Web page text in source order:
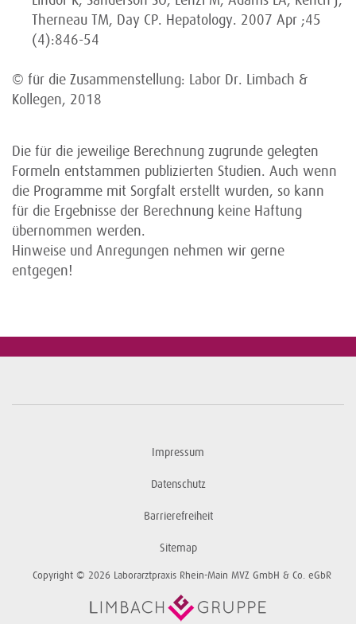
Therneau TM, Day CP. Hepatology. 2007 Apr ;45
(4):846-54
© für die Zusammenstellung: Labor Dr. Limbach &
Kollegen, 2018
Die für die jeweilige Berechnung zugrunde gelegten
Formeln entstammen publizierten Studien. Auch wenn
die Programme mit Sorgfalt erstellt wurden, so kann
für die Ergebnisse der Berechnung keine Haftung
übernommen werden.
Hinweise und Anregungen nehmen wir gerne
entgegen!
Impressum
Datenschutz
Barrierefreiheit
Sitemap
Copyright © 2026 Laborarztpraxis Rhein-Main MVZ GmbH & Co. eGbR